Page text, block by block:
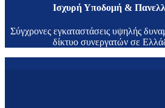
Ισχυρή Υποδομή &
Σύγχρονες εγκαταστάσεις υψηλής
δίκτυο συνεργατών σε